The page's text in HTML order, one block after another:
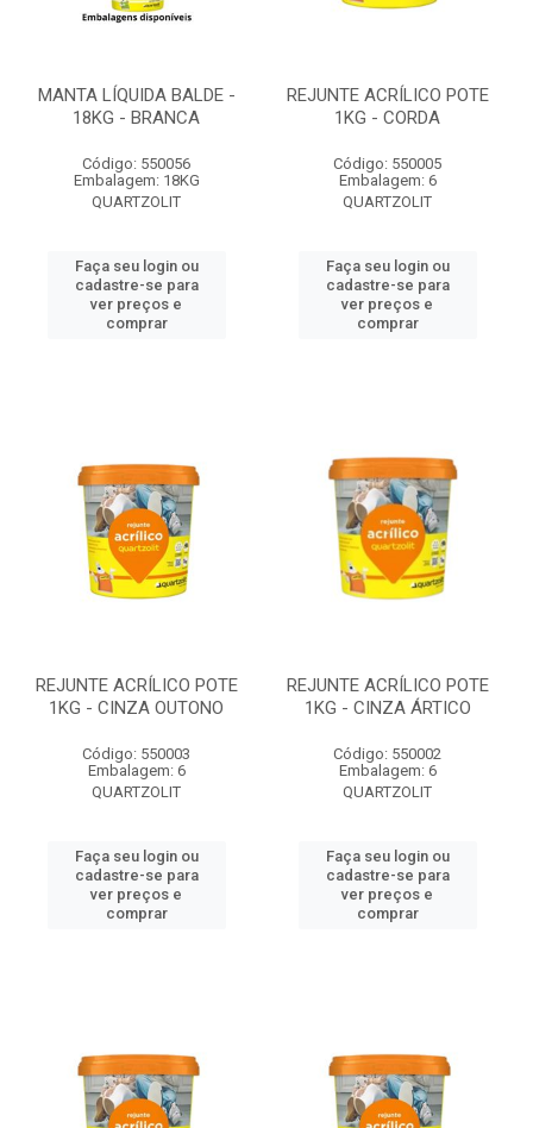
MANTA LÍQUIDA BALDE -
18KG - BRANCA
Código: 550056
Embalagem: 18KG
QUARTZOLIT
Faça seu login ou
cadastre-se para
ver preços e
comprar
REJUNTE ACRÍLICO POTE
1KG - CORDA
Código: 550005
Embalagem: 6
QUARTZOLIT
Faça seu login ou
cadastre-se para
ver preços e
comprar
REJUNTE ACRÍLICO POTE
1KG - CINZA OUTONO
Código: 550003
Embalagem: 6
QUARTZOLIT
Faça seu login ou
cadastre-se para
ver preços e
comprar
REJUNTE ACRÍLICO POTE
1KG - CINZA ÁRTICO
Código: 550002
Embalagem: 6
QUARTZOLIT
Faça seu login ou
cadastre-se para
ver preços e
comprar